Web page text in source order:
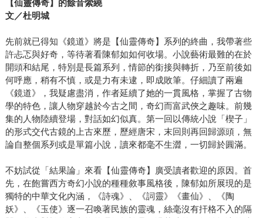
【仙靈傳奇】的餘音縈繞
文／杜明城
先前就已得知《鏡道》將是【仙靈傳奇】系列的終曲，我帶著些
許忐忑與好奇，等待著看陳郁如如何收場。小說藝術最難的在於
開頭和結尾，特別是長篇系列，情節的銜接與轉折，乃至前後如
何呼應，稍有不慎，或是力有未逮，即成敗筆。仔細讀了兩遍
《鏡道》，我疑慮盡消，作者延續了她的一貫風格，掌握了古物
學的特色，讓人物穿越於今古之間，奇幻而富武俠之趣味。前幾
集的人物陸續登場，對話如幻似真。第一回以傳統小說「楔子」
的形式交代古鏡的上古來歷，歷經唐宋，末回則再回歸源頭，無
論自整個系列或是單篇小說，讀來都毫不生澀，一切歸於圓滿。
不妨試從「結果論」來看【仙靈傳奇】廣受讀者歡迎的原因。首
先，在飽嘗西方奇幻小說的種種敘事風格後，陳郁如所展現的是
獨特的中華文化內涵，《詩魂》、《詞靈》《畫仙》、《陶
妖》、《玉使》逐一召喚著民族的靈魂，絲毫沒有扞格不入的隔